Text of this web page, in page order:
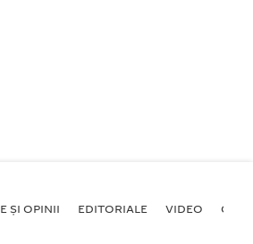
ȘI OPINII EDITORIALE VIDEO